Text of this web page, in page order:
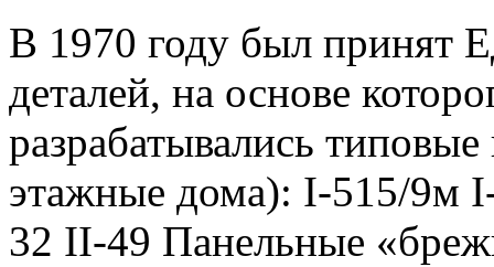
В 1970 году был принят
деталей, на основе
разрабатывались
этажные дома): I-515/9м
32 II-49 Панельные